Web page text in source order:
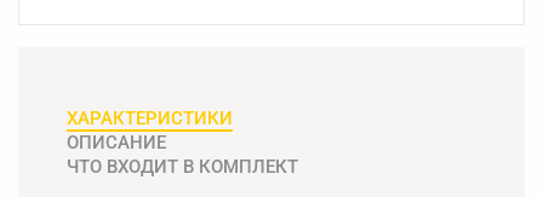
ХАРАКТЕРИСТИКИ
ОПИСАНИЕ
ЧТО ВХОДИТ В КОМПЛЕКТ